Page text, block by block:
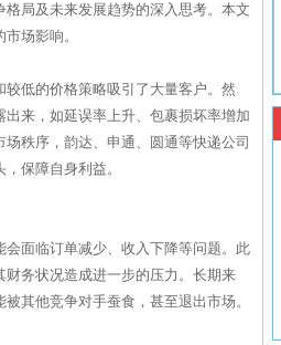
局及未来发展趋势的深入思考。本文
场影响。
低的价格策略吸引了大量客户。然
来，如延误率上升、包裹损坏率增加
秩序，韵达、申通、圆通等快递公司
保障自身利益。
面临订单减少、收入下降等问题。此
务状况造成进一步的压力。长期来
其他竞争对手蚕食，甚至退出市场。